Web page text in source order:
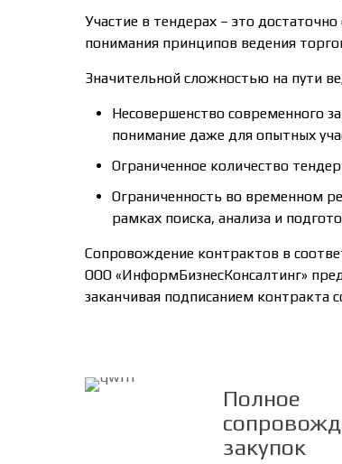
Участие в тендерах – это
понимания принципов ведения
Значительной сложностью на пути
Несовершенство современного
понимание даже для опытных
Ограниченное количество
Ограниченность во временном
рамках поиска, анализа и
Сопровождение контрактов в
ООО «ИнформБизнесКонсалтинг»
заканчивая подписанием контракта
Полное
закупок